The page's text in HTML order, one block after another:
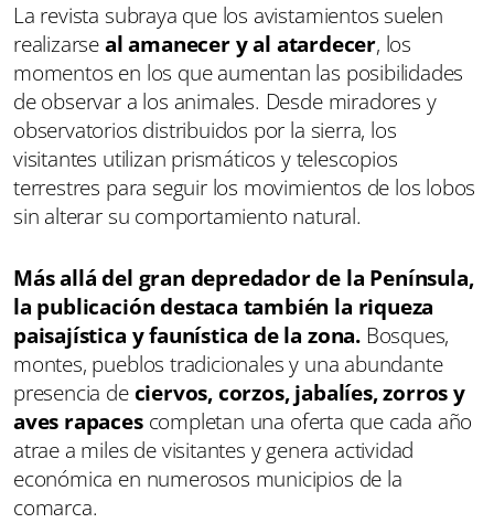
La revista subraya que los avistamientos suelen
realizarseal amanecer y al atardecer, los
momentos en los que aumentan las posibilidades
de observar a los animales. Desde miradores y
observatorios distribuidos por la sierra, los
visitantes utilizan prismáticos y telescopios
terrestres para seguir los movimientos de los lobos
sin alterar su comportamiento natural.
Más allá del gran depredador de la Península,
la publicación destaca también la riqueza
paisajística y faunística de la zona.Bosques,
montes, pueblos tradicionales y una abundante
presencia deciervos, corzos, jabalíes, zorros y
aves rapacescompletan una oferta que cada año
atrae a miles de visitantes y genera actividad
económica en numerosos municipios de la
comarca.